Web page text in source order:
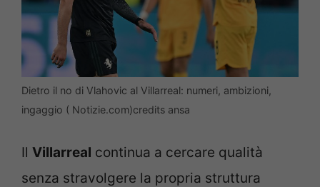
Dietro il no di Vlahovic al Villarreal: numeri, ambizioni,
ingaggio ( Notizie.com)credits ansa
Il Villarreal continua a cercare qualità
senza stravolgere la propria struttura